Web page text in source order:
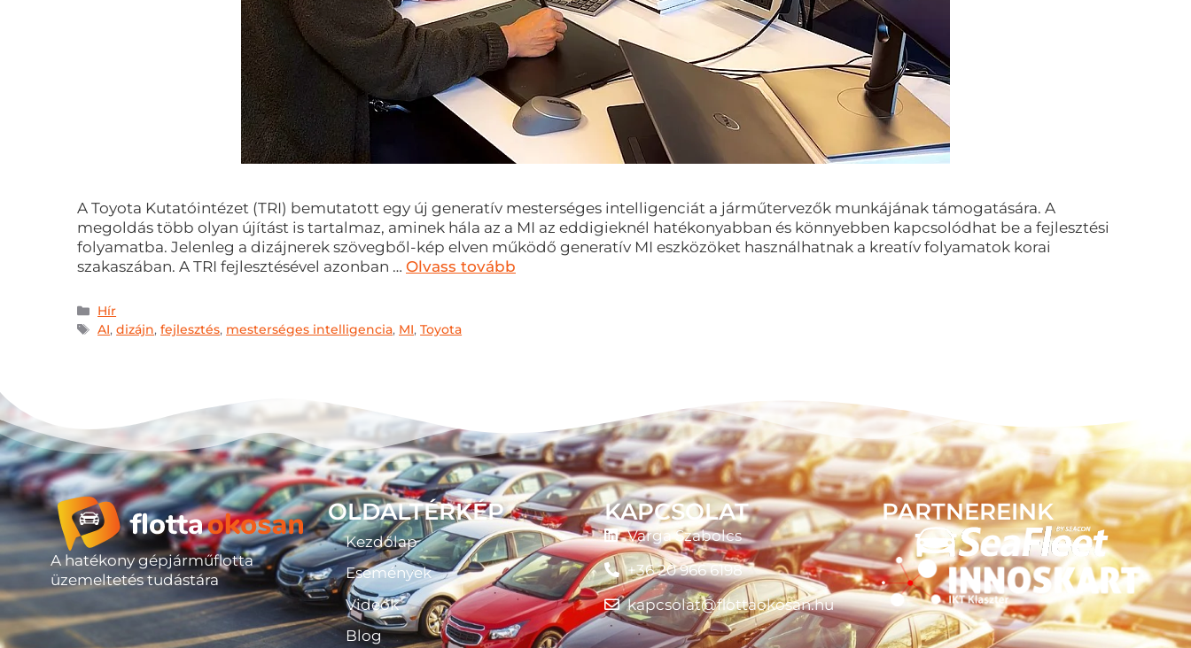
A Toyota Kutatóintézet (TRI) bemutatott egy új generatív mesterséges intelligenciát a járműtervezők munkájának támogatására. A
megoldás több olyan újítást is tartalmaz, aminek hála az a MI az eddigieknél hatékonyabban és könnyebben kapcsolódhat be a fejlesztési
folyamatba. Jelenleg a dizájnerek szövegből-kép elven működő generatív MI eszközöket használhatnak a kreatív folyamatok korai
szakaszában. A TRI fejlesztésével azonban … Olvass tovább
Hír
AI,dizájn,fejlesztés, mesterséges intelligencia, MI,Toyota
A hatékony gépjárműflotta
üzemeltetés tudástára
OLDALTÉRKÉP
Kezdőlap
Események
Videók
Blog
KAPCSOLAT
Varga Szabolcs
+36 20 966 6198
kapcsolat@flottaokosan.hu
PARTNEREINK